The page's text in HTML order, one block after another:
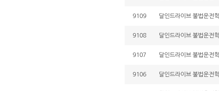
9109 달인드라이브 불법운전
9108 달인드라이브 불법운전
9107 달인드라이브 불법운전
9106 달인드라이브 불법운전